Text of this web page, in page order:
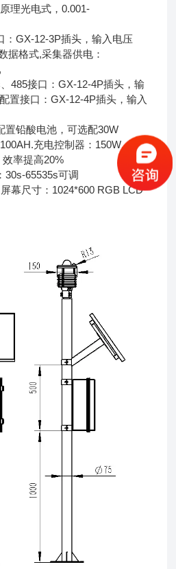
光电式，0.001-
GX-12-3P插头，输入电压
据格式,采集器供电：
接口：GX-12-4P插头，输
置接口：GX-12-4P插头，输入
铅酸电池，可选配30W
充电控制器：150W，
率提高20%
65535s可调
尺寸：1024*600 RGB LCD